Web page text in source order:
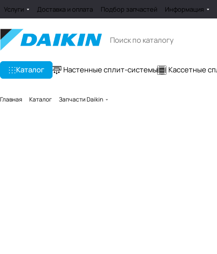
Услуги Доставка и оплата Подбор запчастей Информация
Каталог Настенные сплит-системы Кассетные
Главная Каталог Запчасти Daikin